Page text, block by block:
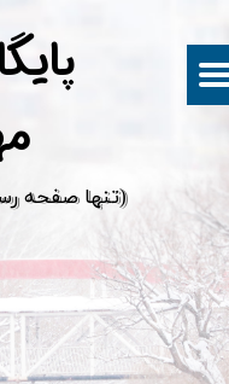
پ
​(تنها صفحه